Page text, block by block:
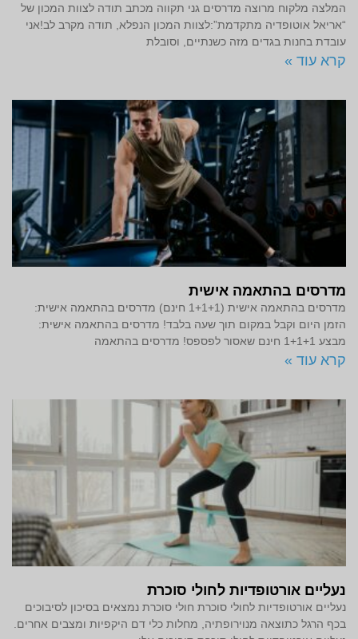
המלצה מלקוח מרוצה מדרסים גני תקווה מכתב תודה לצוות המכון של
“אריאל אוטופדיה מתקדמת”:לצוות המכון הנפלא, תודה מקרב לב!אני
עובדת בחנות בגדים מזה כשנתיים, וסובלת
קרא עוד »
מדרסים בהתאמה אישית
מדרסים בהתאמה אישית (1+1+1 חינם) מדרסים בהתאמה אישית:
הזמן היום וקבל במקום תוך שעה בלבד! מדרסים בהתאמה אישית:
מבצע 1+1+1 חינם שאסור לפספס! מדרסים בהתאמה
קרא עוד »
נעליים אורטופדיות לחולי סוכרת
נעליים אורטופדיות לחולי סוכרת חולי סוכרת נמצאים בסיכון לסיבוכים
בכף הרגל כתוצאה מנוירופתיה, מחלות כלי דם היקפיות ומצבים אחרים.